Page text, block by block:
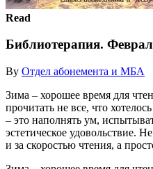
Read
Библиотерапия.
By Отдел абонемента и МБА
Зима – хорошее время для
прочитать не все, что
– это наполнять ум,
эстетическое удовольствие.
и за скоростью чтения, а